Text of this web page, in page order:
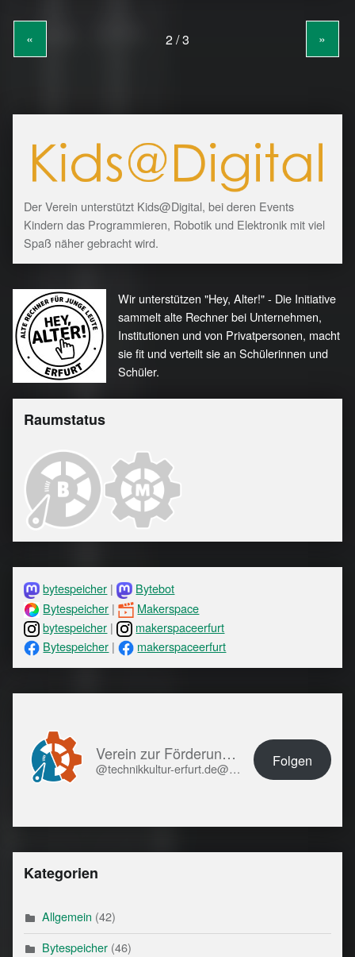
« »
Der Verein unterstützt Kids@Digital, bei deren Events
Kindern das Programmieren, Robotik und Elektronik mit viel
Spaß näher gebracht wird.
Wir unterstützen "Hey, Alter!" - Die Initiative
sammelt alte Rechner bei Unternehmen,
Institutionen und von Privatpersonen, macht
sie fit und verteilt sie an Schülerinnen und
Schüler.
Raumstatus
bytespeicher |
Bytebot
Bytespeicher |
Makerspace
bytespeicher |
makerspaceerfurt
Bytespeicher | makerspaceerfurt
Verein zur Förderung von Technikkultur in Erfurt e.V.
@technikkultur-erfurt.de@technikkultur-erfurt.de Folgen
Kategorien
Allgemein (42)
Bytespeicher(46)